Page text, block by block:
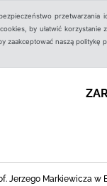
by ułatwić
zaakceptować naszą politykę
Jerzego Markiewicza w